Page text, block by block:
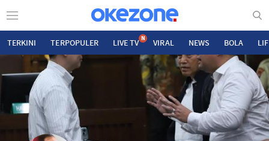
TERKINI TERPOPULER LIVE TV N VIRAL NEWS BOLA